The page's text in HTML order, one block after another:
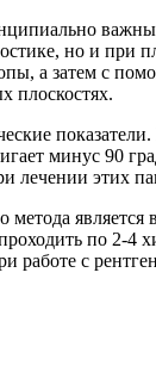
но и
а затем с
плоскостях.
минус 90
лечении этих
по 2-4
работе с